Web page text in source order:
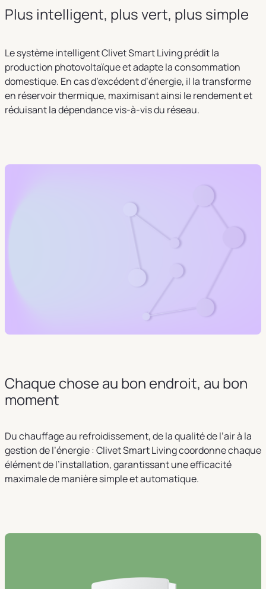
Plus intelligent, plus vert, plus simple
Le système intelligent Clivet Smart Living prédit la
production photovoltaïque et adapte la consommation
domestique. En cas d’excédent d’énergie, il la transforme
en réservoir thermique, maximisant ainsi le rendement et
réduisant la dépendance vis-à-vis du réseau.
Chaque chose au bon endroit, au bon
moment
Du chauffage au refroidissement, de la qualité de l’air à la
gestion de l’énergie : Clivet Smart Living coordonne chaque
élément de l’installation, garantissant une efficacité
maximale de manière simple et automatique.